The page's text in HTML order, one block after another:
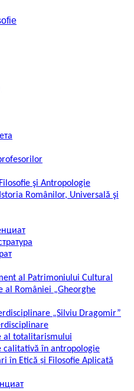
şi Antropologie
Românilor, Universală şi
al Patrimoniului Cultural
al României „Gheorghe
„Silviu Dragomir”
al totalitarismului
calitativă în antropologie
în Etică și Filosofie Aplicată